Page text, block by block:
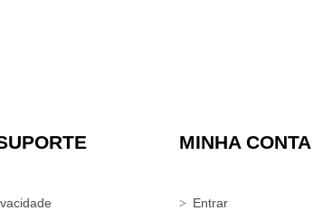
MINHA CONTA
Entrar